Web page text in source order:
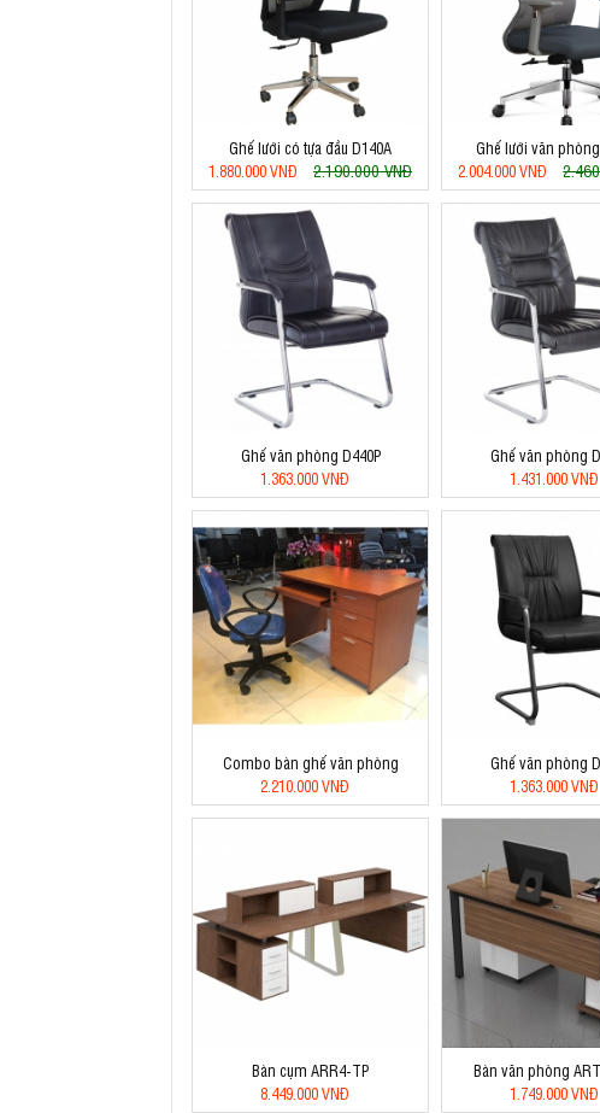
Ghế lưới có tựa đầu D140A
1.880.000 VNĐ
2.190.000 VNĐ
Ghế lưới văn
2.004.000 VNĐ
Ghế văn phòng D440P
1.363.000 VNĐ
Ghế văn phòng
1.431.000 VNĐ
Combo bàn ghế văn phòng
2.210.000 VNĐ
Ghế văn phòng
1.363.000 VNĐ
Bàn cụm ARR4-TP
8.449.000 VNĐ
Bàn văn phòng
1.749.000 VNĐ